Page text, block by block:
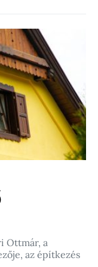
Ottmár, a
az építkezés